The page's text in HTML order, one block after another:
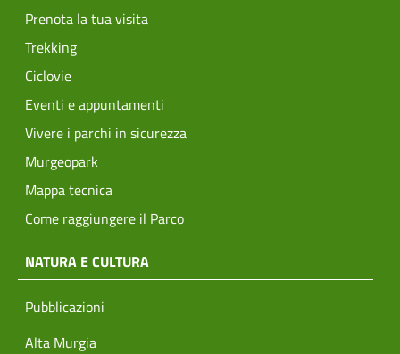
Prenota la tua visita
Trekking
Ciclovie
Eventi e appuntamenti
Vivere i parchi in sicurezza
Murgeopark
Mappa tecnica
Come raggiungere il Parco
NATURA E CULTURA
Pubblicazioni
Alta Murgia